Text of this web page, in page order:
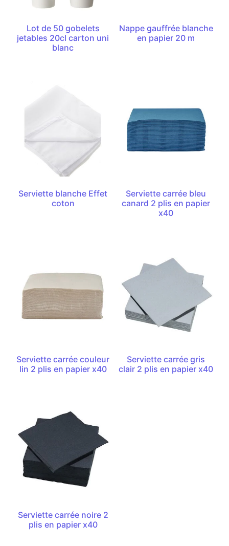
Lot de 50 gobelets
jetables 20cl carton uni
blanc
Nappe gauffrée blanche
en papier 20 m
Serviette blanche Effet
coton
Serviette carrée bleu
canard 2 plis en papier
x40
Serviette carrée couleur
lin 2 plis en papier x40
Serviette carrée gris
clair 2 plis en papier x40
Serviette carrée noire 2
plis en papier x40